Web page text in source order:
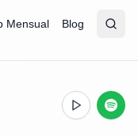
Mensual Blog
Abrir